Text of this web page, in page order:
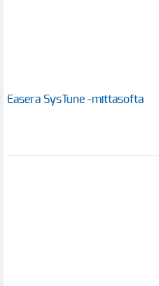
Easera SysTune -mittasofta